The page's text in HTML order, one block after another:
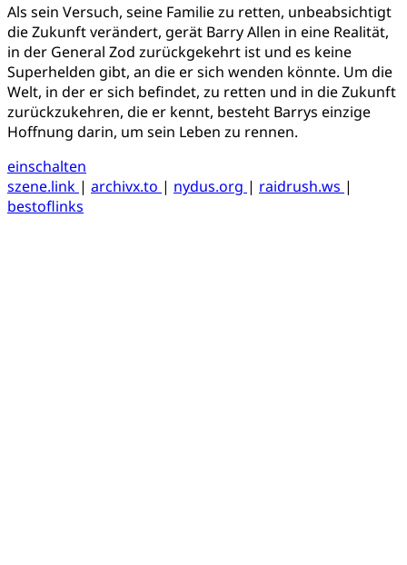
Als sein Versuch, seine Familie zu retten, unbeabsichtigt
die Zukunft verändert, gerät Barry Allen in eine Realität,
in der General Zod zurückgekehrt ist und es keine
Superhelden gibt, an die er sich wenden könnte. Um die
Welt, in der er sich befindet, zu retten und in die Zukunft
zurückzukehren, die er kennt, besteht Barrys einzige
Hoffnung darin, um sein Leben zu rennen.
einschalten
szene.link | archivx.to | nydus.org | raidrush.ws |
bestoflinks